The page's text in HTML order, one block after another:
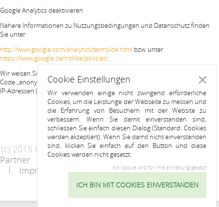
Google Analytics deaktivieren
Nähere Informationen zu Nutzungsbedingungen und Datenschutz finden
Sie unter
http://www.google.com/analytics/terms/de.html bzw. unter
https://www.google.de/intl/de/policies/.
Wir weisen Sie darauf hin, dass auf dieser Website Google Analytics um den
Code „anonymizeIp“ erweitert wurde, um eine anonymisierte Erfassung von
IP-Adressen (sog. IP-Masking) zu gewährleisten.
(c) 2015 by Riess Apartments
Partner
AGB
Datenschutzerklärung
Impressum
Kontakt
Cookie
Cookie Einstellungen
Wir verwenden einige nicht zwingend erforderliche
Cookies, um die Leistunge der Webseite zu messen und
die Erfahrung von Besuchern mit der Website zu
verbessern. Wenn Sie damit einverstanden sind,
schliessen Sie einfach diesen Dialog (Standard: Cookies
werden akzeptiert). Wenn Sie damit nicht einverstanden
sind, klicken Sie einfach auf den Button und diese
Cookies werden nicht gesetzt.
Ein Cookie wird für Ihre Einstellung gesetzt
ICH BIN MIT COOKIES EINVERSTANDEN